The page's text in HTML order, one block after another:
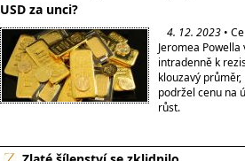
USD za unci?
4. 12. 2023 •
Jeromea
intradenně k
klouzavý
podržel cenu na
růst.